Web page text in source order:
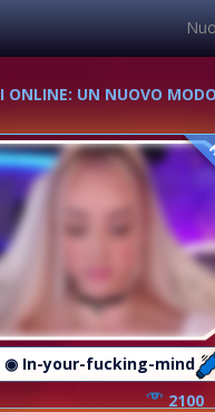
UN NUOVO
◉ In-your-fucking-mind
2100